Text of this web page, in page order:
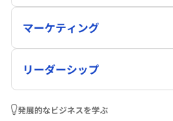
マーケティング
リーダーシップ
発展的なビジネスを学ぶ